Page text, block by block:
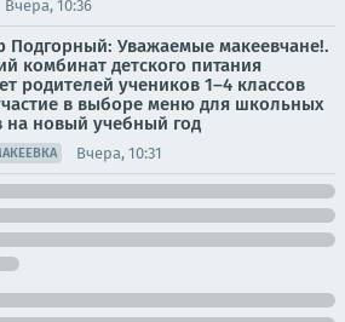
Вчера, 10:36
Подгорный: Уважаемые макеевчане!.
комбинат детского питания
родителей учеников 1–4 классов
в выборе меню для школьных
на новый учебный год
Вчера, 10:31